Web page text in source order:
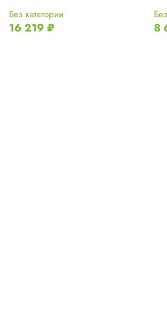
Без категории
16 219 ₽ 8